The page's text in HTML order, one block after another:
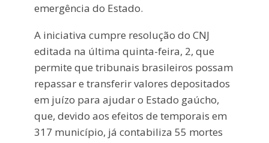
emergência do Estado.
A iniciativa cumpre resolução do CNJ
editada na última quinta-feira, 2, que
permite que tribunais brasileiros possam
repassar e transferir valores depositados
em juízo para ajudar o Estado gaúcho,
que, devido aos efeitos de temporais em
317 município, já contabiliza 55 mortes